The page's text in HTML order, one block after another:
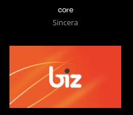
core
Sincera